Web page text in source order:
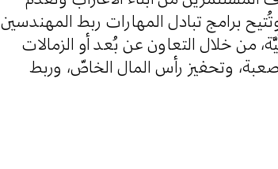
برامج تبادل المهارات ربط المهندسين
من خلال التعاون عن بُعد أو الزمالات
وتحفيز رأس المال الخاصّ، وربط